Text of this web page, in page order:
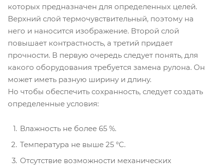
которых предназначен для определенных целей.
Верхний слой термочувствительный, поэтому на
него и наносится изображение. Второй слой
повышает контрастность, а третий придает
прочности. В первую очередь следует понять, для
какого оборудования требуется замена рулона. Он
может иметь разную ширину и длину.
Но чтобы обеспечить сохранность, следует создать
определенные условия:
Влажность не более 65 %.
Температура не выше 25 °C.
Отсутствие возможности механических